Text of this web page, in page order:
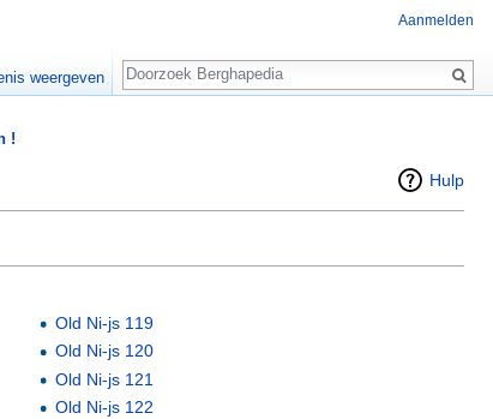
!
Hulp
Old Ni-js 119
Old Ni-js 120
Old Ni-js 121
Old Ni-js 122
Aanmelden
weergeven
Zoeken